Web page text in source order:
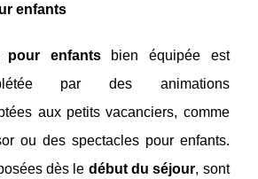
enfants
enfantsbien équipée est
par des animations
aux petits vacanciers, comme
ou des spectacles pour enfants.
dès le début du séjour, sont